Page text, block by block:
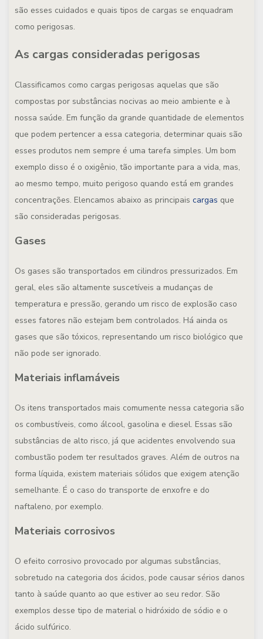
são esses cuidados e quais tipos de cargas se enquadram
como perigosas.
As cargas consideradas perigosas
Classificamos como cargas perigosas aquelas que são
compostas por substâncias nocivas ao meio ambiente e à
nossa saúde. Em função da grande quantidade de elementos
que podem pertencer a essa categoria, determinar quais são
esses produtos nem sempre é uma tarefa simples. Um bom
exemplo disso é o oxigênio, tão importante para a vida, mas,
ao mesmo tempo, muito perigoso quando está em grandes
concentrações. Elencamos abaixo as principais cargas que
são consideradas perigosas.
Gases
Os gases são transportados em cilindros pressurizados. Em
geral, eles são altamente suscetíveis a mudanças de
temperatura e pressão, gerando um risco de explosão caso
esses fatores não estejam bem controlados. Há ainda os
gases que são tóxicos, representando um risco biológico que
não pode ser ignorado.
Materiais inflamáveis
Os itens transportados mais comumente nessa categoria são
os combustíveis, como álcool, gasolina e diesel. Essas são
substâncias de alto risco, já que acidentes envolvendo sua
combustão podem ter resultados graves. Além de outros na
forma líquida, existem materiais sólidos que exigem atenção
semelhante. É o caso do transporte de enxofre e do
naftaleno, por exemplo.
Materiais corrosivos
O efeito corrosivo provocado por algumas substâncias,
sobretudo na categoria dos ácidos, pode causar sérios danos
tanto à saúde quanto ao que estiver ao seu redor. São
exemplos desse tipo de material o hidróxido de sódio e o
ácido sulfúrico.